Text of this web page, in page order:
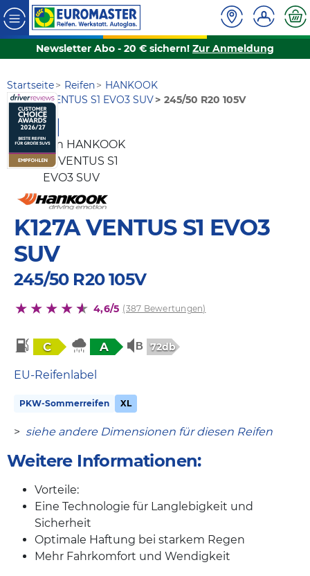
Newsletter Abo - 20 € sichern! Zur Anmeldung
Startseite Reifen
HANKOOK
K127A VENTUS S1 EVO3 SUV
245/50 R20 105V
AKTION
K127A VENTUS S1 EVO3
SUV
245/50 R20 105V
4,6/5 (387 Bewertungen)
C A 72db
EU-Reifenlabel
PKW-Sommerreifen XL
> siehe andere Dimensionen für diesen Reifen
Weitere Informationen:
Vorteile:
Eine Technologie für Langlebigkeit und
Sicherheit
Optimale Haftung bei starkem Regen
Mehr Fahrkomfort und Wendigkeit